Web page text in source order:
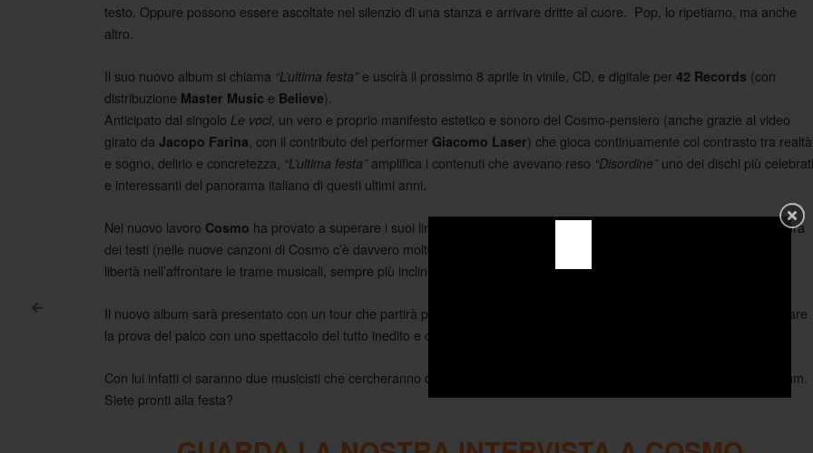
Post navigation
<
testo. Oppure possono essere ascoltate nel silenzio di una stanza e arrivare dritte al cuore. Pop, lo ripetiamo, ma anche
altro.
Il suo nuovo album si chiama “L’ultima festa”e uscirà il prossimo 8 aprile in vinile, CD, e digitale per 42 Records (con
distribuzione Master Music e Believe).
Anticipato dal singolo Le voci, un vero e proprio manifesto estetico e sonoro del Cosmo-pensiero (anche grazie al video
girato da Jacopo Farina , con il contributo del performer Giacomo Laser) che gioca continuamente col contrasto tra realtà
e sogno, delirio e concretezza, “L’ultima festa”amplifica i contenuti che avevano reso “Disordine”uno dei dischi più celebrati
e interessanti del panorama italiano di questi ultimi anni.
Nel nuovo lavoro Cosmo ha provato a superare i suoi limiti cercando di far convivere un approccio più diretto alla scrittura
dei testi (nelle nuove canzoni di Cosmo c’è davvero molto di Marco, della sua persona, la sua vita), con una maggiore
libertà nell’affrontare le trame musicali, sempre più inclini a lunghe fughe strumentali.
Il nuovo album sarà presentato con un tour che partirà proprio il prossimo 9 aprile da Napoli e che vedrà Cosmo affrontare
la prova del palco con uno spettacolo del tutto inedito e diverso rispetto al passato.
Con lui infatti ci saranno due musicisti che cercheranno di riproporre in chiave live le sonorità molto elettroniche dell’album.
Siete pronti alla festa?